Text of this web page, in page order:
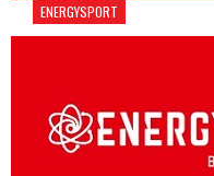
ENERGYSPORT